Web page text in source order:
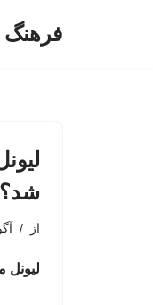
شد؟
از
لیونل